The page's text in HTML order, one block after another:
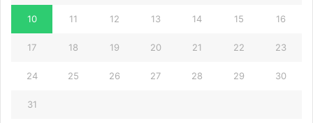
10 11 12 13 14 15 16
17 18 19 20 21 22 23
24 25 26 27 28 29 30
31